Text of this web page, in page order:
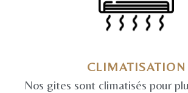
CLIMATISATION
Nos gites sont climatisés pour